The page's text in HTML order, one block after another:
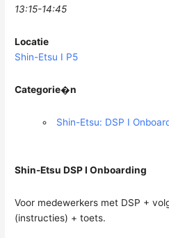
13:15-14:45
Locatie
Shin-Etsu I P5
Categorie�n
Shin-Etsu: DSP I
Shin-Etsu DSP I Onboarding
Voor medewerkers met DSP +
(instructies) + toets.